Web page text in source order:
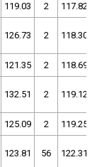
119.03 2 117.82
126.73 2 118.30
121.35 2 118.69
132.51 2 119.12
125.09 2 119.25
123.81 56 122.31